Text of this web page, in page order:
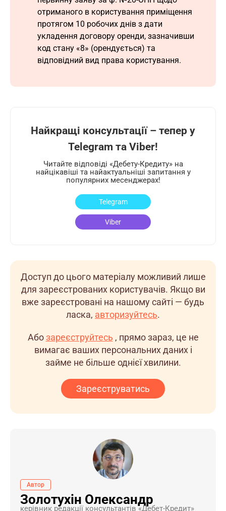
отриманого в користування приміщення
протягом 10 робочих днів з дати
укладення договору оренди, зазначивши
код стану «8» (орендується) та
відповідний вид права користування.
Найкращі консультації – тепер у
Telegram та Viber!
Читайте відповіді «Дебету-Кредиту» на
найцікавіші та найактуальніші запитання у
популярних месенджерах!
Telegram
Viber
Доступ до цього матеріалу можливий лише
для зареєстрованих користувачів. Якщо ви
вже зареєстровані на нашому сайті — будь
ласка, авторизуйтесь.
Абозареєструйтесь , прямо зараз, це не
вимагає ваших персональних даних і
займе не більше однієї хвилини.
Зареєструватись
Автор
Золотухін Олександр
керівник редакції консультантів «Дебет-Кредит»